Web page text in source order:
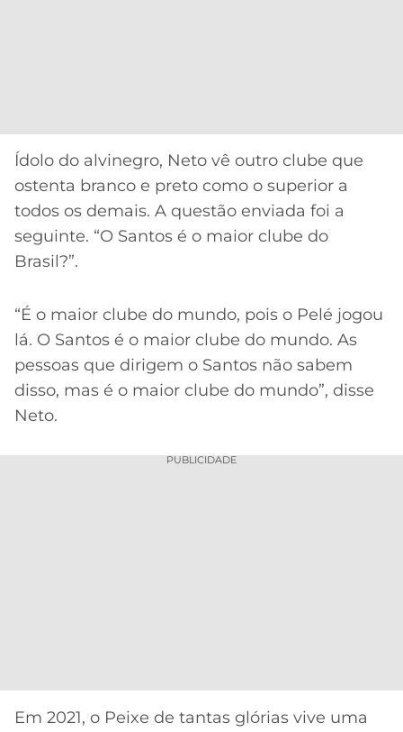
ATLÉTICO
MG
Ídolo do alvinegro, Neto vê outro clube que
ostenta branco e preto como o superior a
todos os demais. A questão enviada foi a
seguinte. “O Santos é o maior clube do
Brasil?”.
“É o maior clube do mundo, pois o Pelé jogou
lá. O Santos é o maior clube do mundo. As
pessoas que dirigem o Santos não sabem
disso, mas é o maior clube do mundo”, disse
Neto.
PUBLICIDADE
Em 2021, o Peixe de tantas glórias vive uma